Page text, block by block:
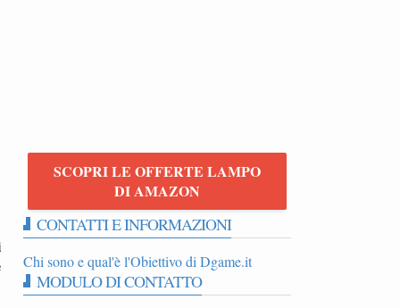
SCOPRI LE OFFERTE LAMPO
DI AMAZON
CONTATTI E INFORMAZIONI
Chi sono e qual'è l'Obiettivo di Dgame.it
MODULO DI CONTATTO